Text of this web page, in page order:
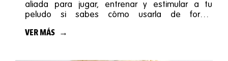
aliada para jugar, entrenar y estimular a tu
peludo si sabes cómo usarla de forma
VER MÁS